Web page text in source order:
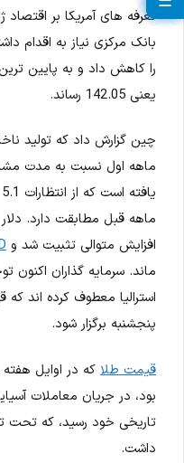
تعرفه های آمریکا بر
بانک مرکزی نیاز به اقدام
را کاهش داد و به پایین
یعنی 142.05 رساند.
چین گزارش داد که تولید
افزایش متوالی تثبیت شد و
ماند. سرمایه گذاران اکنون
استرالیا معطوف کرده اند
پنجشنبه برگزار شود.
قیمت طلا که در اوایل
بود، در جریان معاملات
تاریخی خود رسید، که تحت
داشت.